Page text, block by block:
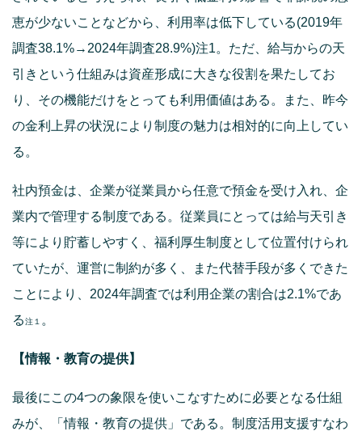
恵が少ないことなどから、利用率は低下している(2019年
調査38.1%→2024年調査28.9%)注1。ただ、給与からの天
引きという仕組みは資産形成に大きな役割を果たしてお
り、その機能だけをとっても利用価値はある。また、昨今
の金利上昇の状況により制度の魅力は相対的に向上してい
る。
社内預金は、企業が従業員から任意で預金を受け入れ、企
業内で管理する制度である。従業員にとっては給与天引き
等により貯蓄しやすく、福利厚生制度として位置付けられ
ていたが、運営に制約が多く、また代替手段が多くできた
ことにより、2024年調査では利用企業の割合は2.1%であ
る注１ 。
【情報・教育の提供】
最後にこの4つの象限を使いこなすために必要となる仕組
みが、「情報・教育の提供」である。制度活用支援すなわ